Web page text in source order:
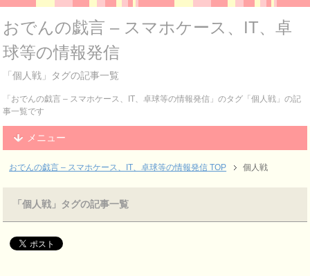
おでんの戯言 – スマホケース、IT、卓
球等の情報発信
「個人戦」タグの記事一覧
「おでんの戯言 – スマホケース、IT、卓球等の情報発信」のタグ「個人戦」の記
事一覧です
メニュー
おでんの戯言 – スマホケース、IT、卓球等の情報発信 TOP 個人戦
「個人戦」タグの記事一覧